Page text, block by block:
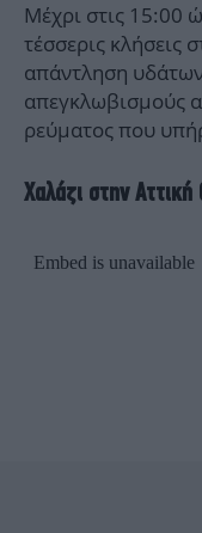
Μέχρι στις 15:00
τέσσερις κλήσεις
απάντληση
απεγκλωβισμούς
ρεύματος που
Χαλάζι στην Αττική